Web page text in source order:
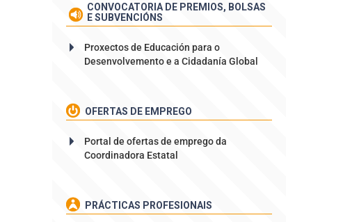
CONVOCATORIA DE PREMIOS, BOLSAS
E SUBVENCIÓNS
Proxectos de Educación para o
Desenvolvemento e a Cidadanía Global
OFERTAS DE EMPREGO
Portal de ofertas de emprego da
Coordinadora Estatal
PRÁCTICAS PROFESIONAIS